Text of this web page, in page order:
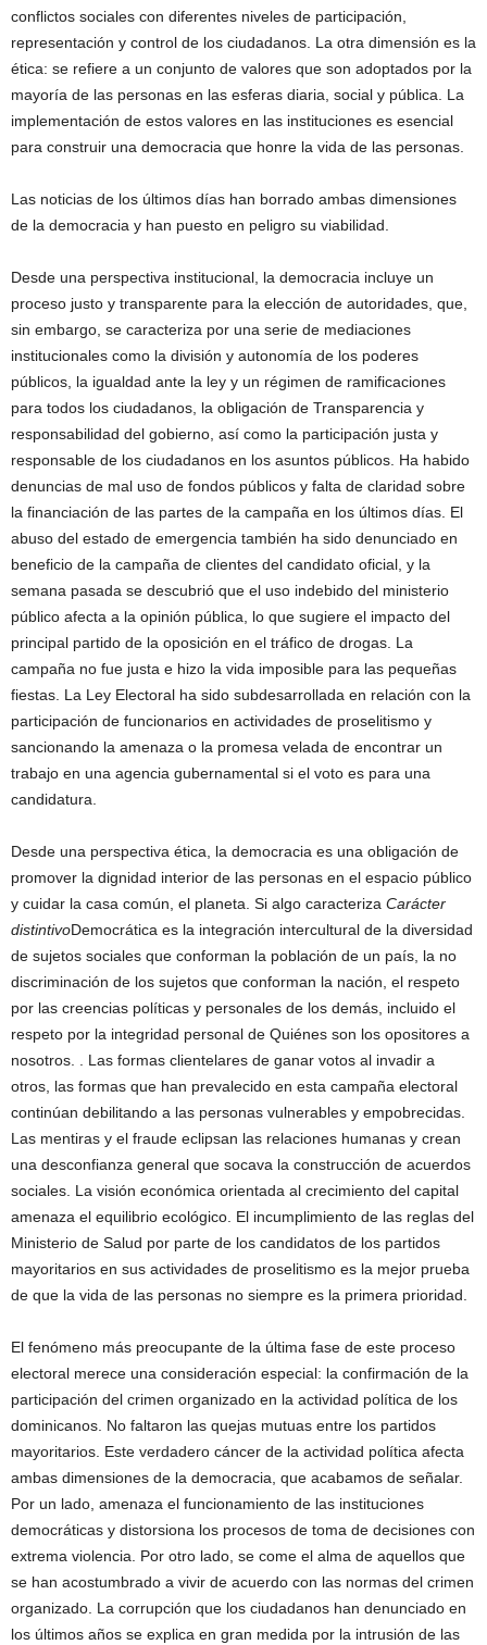
conflictos sociales con diferentes niveles de participación,
representación y control de los ciudadanos. La otra dimensión es la
ética: se refiere a un conjunto de valores que son adoptados por la
mayoría de las personas en las esferas diaria, social y pública. La
implementación de estos valores en las instituciones es esencial
para construir una democracia que honre la vida de las personas.
Las noticias de los últimos días han borrado ambas dimensiones
de la democracia y han puesto en peligro su viabilidad.
Desde una perspectiva institucional, la democracia incluye un
proceso justo y transparente para la elección de autoridades, que,
sin embargo, se caracteriza por una serie de mediaciones
institucionales como la división y autonomía de los poderes
públicos, la igualdad ante la ley y un régimen de ramificaciones
para todos los ciudadanos, la obligación de Transparencia y
responsabilidad del gobierno, así como la participación justa y
responsable de los ciudadanos en los asuntos públicos. Ha habido
denuncias de mal uso de fondos públicos y falta de claridad sobre
la financiación de las partes de la campaña en los últimos días. El
abuso del estado de emergencia también ha sido denunciado en
beneficio de la campaña de clientes del candidato oficial, y la
semana pasada se descubrió que el uso indebido del ministerio
público afecta a la opinión pública, lo que sugiere el impacto del
principal partido de la oposición en el tráfico de drogas. La
campaña no fue justa e hizo la vida imposible para las pequeñas
fiestas. La Ley Electoral ha sido subdesarrollada en relación con la
participación de funcionarios en actividades de proselitismo y
sancionando la amenaza o la promesa velada de encontrar un
trabajo en una agencia gubernamental si el voto es para una
candidatura.
Desde una perspectiva ética, la democracia es una obligación de
promover la dignidad interior de las personas en el espacio público
y cuidar la casa común, el planeta. Si algo caracteriza Carácter
distintivoDemocrática es la integración intercultural de la diversidad
de sujetos sociales que conforman la población de un país, la no
discriminación de los sujetos que conforman la nación, el respeto
por las creencias políticas y personales de los demás, incluido el
respeto por la integridad personal de Quiénes son los opositores a
nosotros. . Las formas clientelares de ganar votos al invadir a
otros, las formas que han prevalecido en esta campaña electoral
continúan debilitando a las personas vulnerables y empobrecidas.
Las mentiras y el fraude eclipsan las relaciones humanas y crean
una desconfianza general que socava la construcción de acuerdos
sociales. La visión económica orientada al crecimiento del capital
amenaza el equilibrio ecológico. El incumplimiento de las reglas del
Ministerio de Salud por parte de los candidatos de los partidos
mayoritarios en sus actividades de proselitismo es la mejor prueba
de que la vida de las personas no siempre es la primera prioridad.
El fenómeno más preocupante de la última fase de este proceso
electoral merece una consideración especial: la confirmación de la
participación del crimen organizado en la actividad política de los
dominicanos. No faltaron las quejas mutuas entre los partidos
mayoritarios. Este verdadero cáncer de la actividad política afecta
ambas dimensiones de la democracia, que acabamos de señalar.
Por un lado, amenaza el funcionamiento de las instituciones
democráticas y distorsiona los procesos de toma de decisiones con
extrema violencia. Por otro lado, se come el alma de aquellos que
se han acostumbrado a vivir de acuerdo con las normas del crimen
organizado. La corrupción que los ciudadanos han denunciado en
los últimos años se explica en gran medida por la intrusión de las